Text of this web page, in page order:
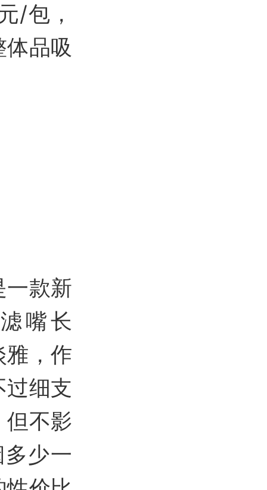
/包，
品吸
一款新
嘴长
，作
细支
但不影
少一